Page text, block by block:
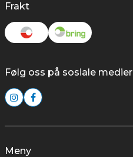
Frakt
Følg oss på sosiale medier
Meny